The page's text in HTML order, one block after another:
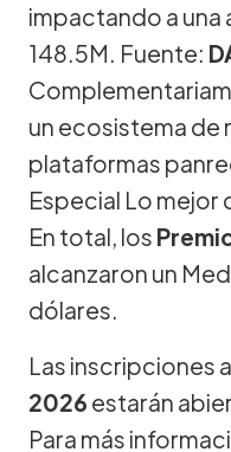
impactando a
148.5M. Fuente:
un ecosistema de
plataformas
Especial Lo mejor
En total, los
alcanzaron un
dólares.
Las inscripciones
2026 estarán
Para más